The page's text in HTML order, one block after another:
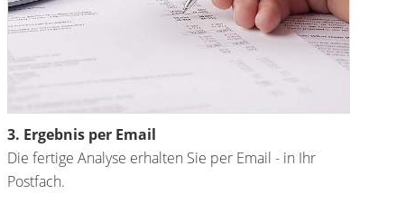
3. Ergebnis per Email
Die fertige Analyse erhalten Sie per Email - in Ihr
Postfach.